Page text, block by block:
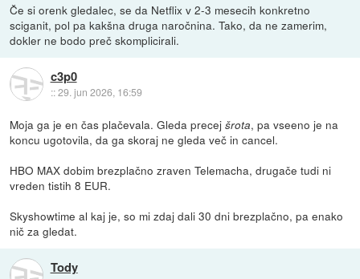
Če si orenk gledalec, se da Netflix v 2-3 mesecih konkretno
sciganit, pol pa kakšna druga naročnina. Tako, da ne zamerim,
dokler ne bodo preč skomplicirali.
c3p0
::29. jun 2026, 16:59
Moja ga je en čas plačevala. Gleda precejšrota, pa vseeno je na
koncu ugotovila, da ga skoraj ne gleda več in cancel.
HBO MAX dobim brezplačno zraven Telemacha, drugače tudi ni
vreden tistih 8 EUR.
Skyshowtime al kaj je, so mi zdaj dali 30 dni brezplačno, pa enako
nič za gledat.
Tody